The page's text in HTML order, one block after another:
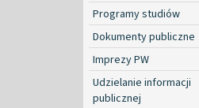
Programy studiów
Dokumenty publiczne
Imprezy PW
Udzielanie informacji
publicznej